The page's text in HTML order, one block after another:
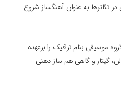
تئاترها به عنوان آهنگساز شروع
یک گروه موسیقی بنام ترافیک را برعهده
گیتار و گاهی هم ساز دهنی